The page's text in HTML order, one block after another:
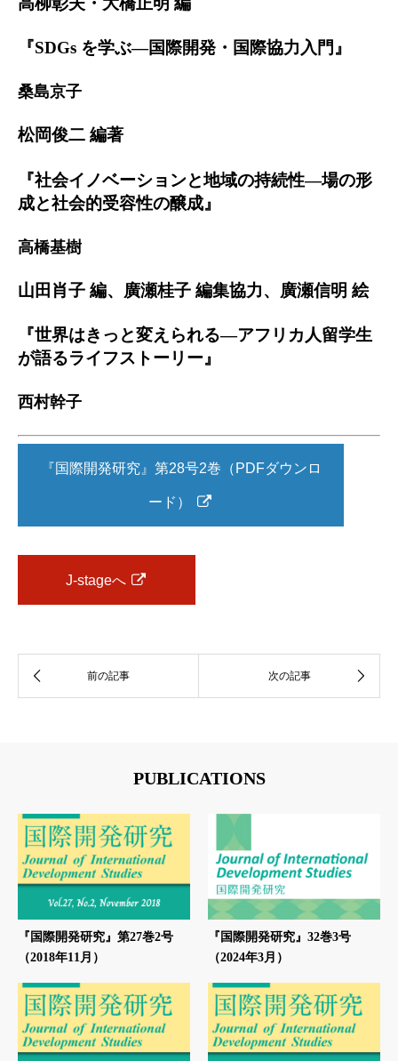
『SDGs を学ぶ―国際開発・国際協力入門』
桑島京子
松岡俊二 編著
『社会イノベーションと地域の持続性―場の形
成と社会的受容性の醸成』
高橋基樹
山田肖子 編、廣瀬桂子 編集協力、廣瀬信明 絵
『世界はきっと変えられる―アフリカ人留学生
が語るライフストーリー』
西村幹子
『国際開発研究』第28号2巻（PDFダウンロ
ード）
J-stageへ
PUBLICATIONS
『国際開発研究』第27巻2号
（2018年11月）
『国際開発研究』32巻3号
（2024年3月）